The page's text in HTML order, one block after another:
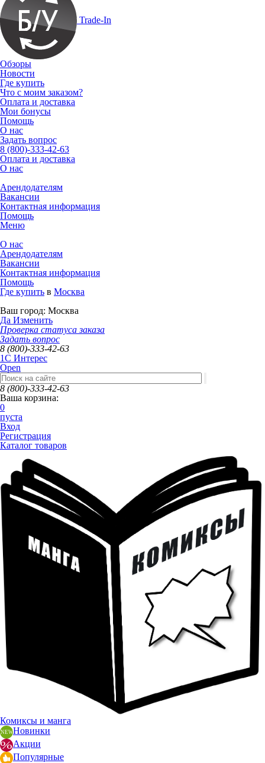
Trade-In
Обзоры
Новости
Где купить
Что с моим заказом?
Оплата и доставка
Мои бонусы
Помощь
О нас
Задать вопрос
8 (800)-333-42-63
Оплата и доставка
О нас
Арендодателям
Вакансии
Контактная информация
Помощь
Меню
О нас
Арендодателям
Вакансии
Контактная информация
Помощь
Где купить в Москва
Ваш город: Москва
Да Изменить
Проверка статуса заказа
Задать вопрос
8 (800)-333-42-63
1C Интерес
Open
8 (800)-333-42-63
Ваша корзина:
0
пуста
Вход
Регистрация
Каталог товаров
Комиксы и манга
Новинки
Акции
Популярные